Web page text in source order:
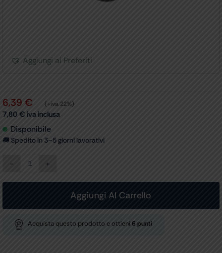
Aggiungi ai Preferiti
6,39 € (+iva 22%)
7,80 € iva inclusa
Disponibile
🚚 Spedito in 3–5 giorni lavorativi
BRACCIALE
17-
per
32800-
Aggiungi Al Carrello
Acquista questo prodotto e ottieni 6 punti